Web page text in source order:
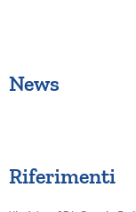
News
Riferimenti